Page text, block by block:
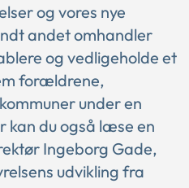
og vores nye
andet omhandler
og vedligeholde et
forældrene,
under en
kan du også læse en
Ingeborg Gade,
udvikling fra